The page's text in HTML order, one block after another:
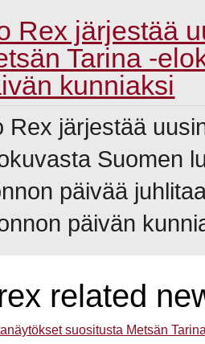
Rex järjestää
Tarina -
kunniaksi
Rex järjestää
Suomen
päivää
päivän
related
suositusta Metsän